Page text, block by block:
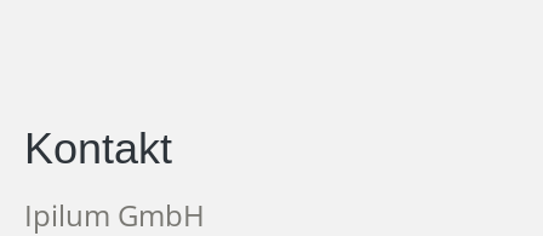
Kontakt
Ipilum GmbH